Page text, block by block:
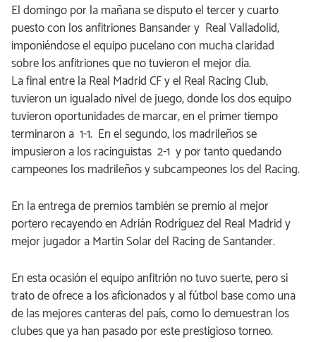
El domingo por la mañana se disputo el tercer y cuarto
puesto con los anfitriones Bansander y Real Valladolid,
imponiéndose el equipo pucelano con mucha claridad
sobre los anfitriones que no tuvieron el mejor día.
La final entre la Real Madrid CF y el Real Racing Club,
tuvieron un igualado nivel de juego, donde los dos equipo
tuvieron oportunidades de marcar, en el primer tiempo
terminaron a 1-1. En el segundo, los madrileños se
impusieron a los racinguistas 2-1 y por tanto quedando
campeones los madrileños y subcampeones los del Racing.
En la entrega de premios también se premio al mejor
portero recayendo en Adrián Rodríguez del Real Madrid y
mejor jugador a Martin Solar del Racing de Santander.
En esta ocasión el equipo anfitrión no tuvo suerte, pero si
trato de ofrece a los aficionados y al fútbol base como una
de las mejores canteras del país, como lo demuestran los
clubes que ya han pasado por este prestigioso torneo.